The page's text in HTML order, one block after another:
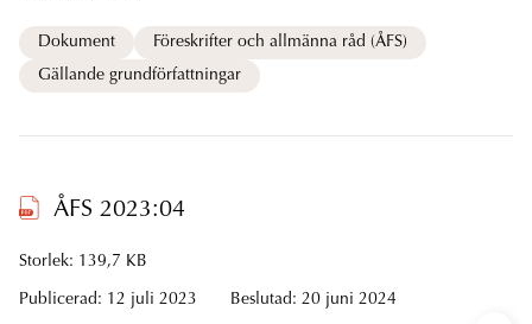
Dokument
Föreskrifter och allmänna råd (ÅFS)
Gällande grundförfattningar
ÅFS 2023:04
Storlek: 139,7 KB
Publicerad: 12 juli 2023 Beslutad: 20 juni 2024